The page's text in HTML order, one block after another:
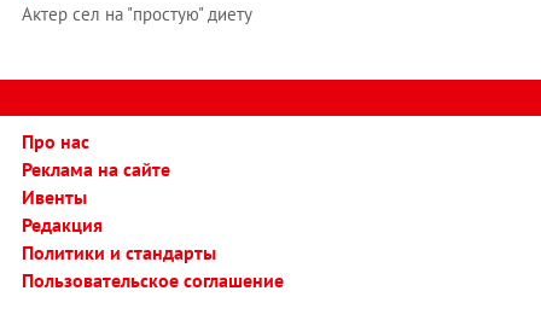
Актер сел на "простую" диету
Про нас
Реклама на сайте
Ивенты
Редакция
Политики и стандарты
Пользовательское соглашение